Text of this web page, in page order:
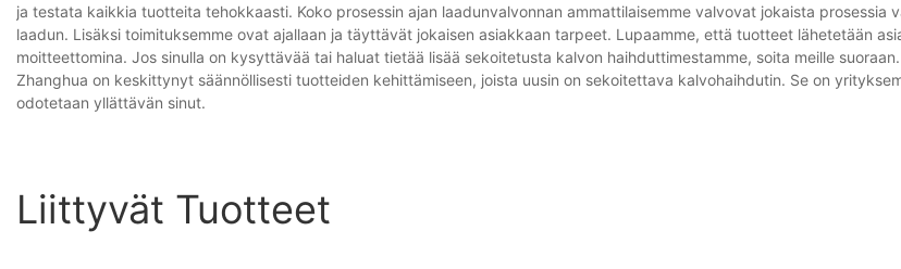
ja testata kaikkia tuotteita tehokkaasti. Koko prosessin ajan laadunvalvonnan ammattilaisemme valvovat jokaista prosessia
laadun. Lisäksi toimituksemme ovat ajallaan ja täyttävät jokaisen asiakkaan tarpeet. Lupaamme, että tuotteet lähetetään
moitteettomina. Jos sinulla on kysyttävää tai haluat tietää lisää sekoitetusta kalvon haihduttimestamme, soita meille suoraan.
Zhanghua on keskittynyt säännöllisesti tuotteiden kehittämiseen, joista uusin on sekoitettava kalvohaihdutin. Se on
odotetaan yllättävän sinut.
Liittyvät Tuotteet